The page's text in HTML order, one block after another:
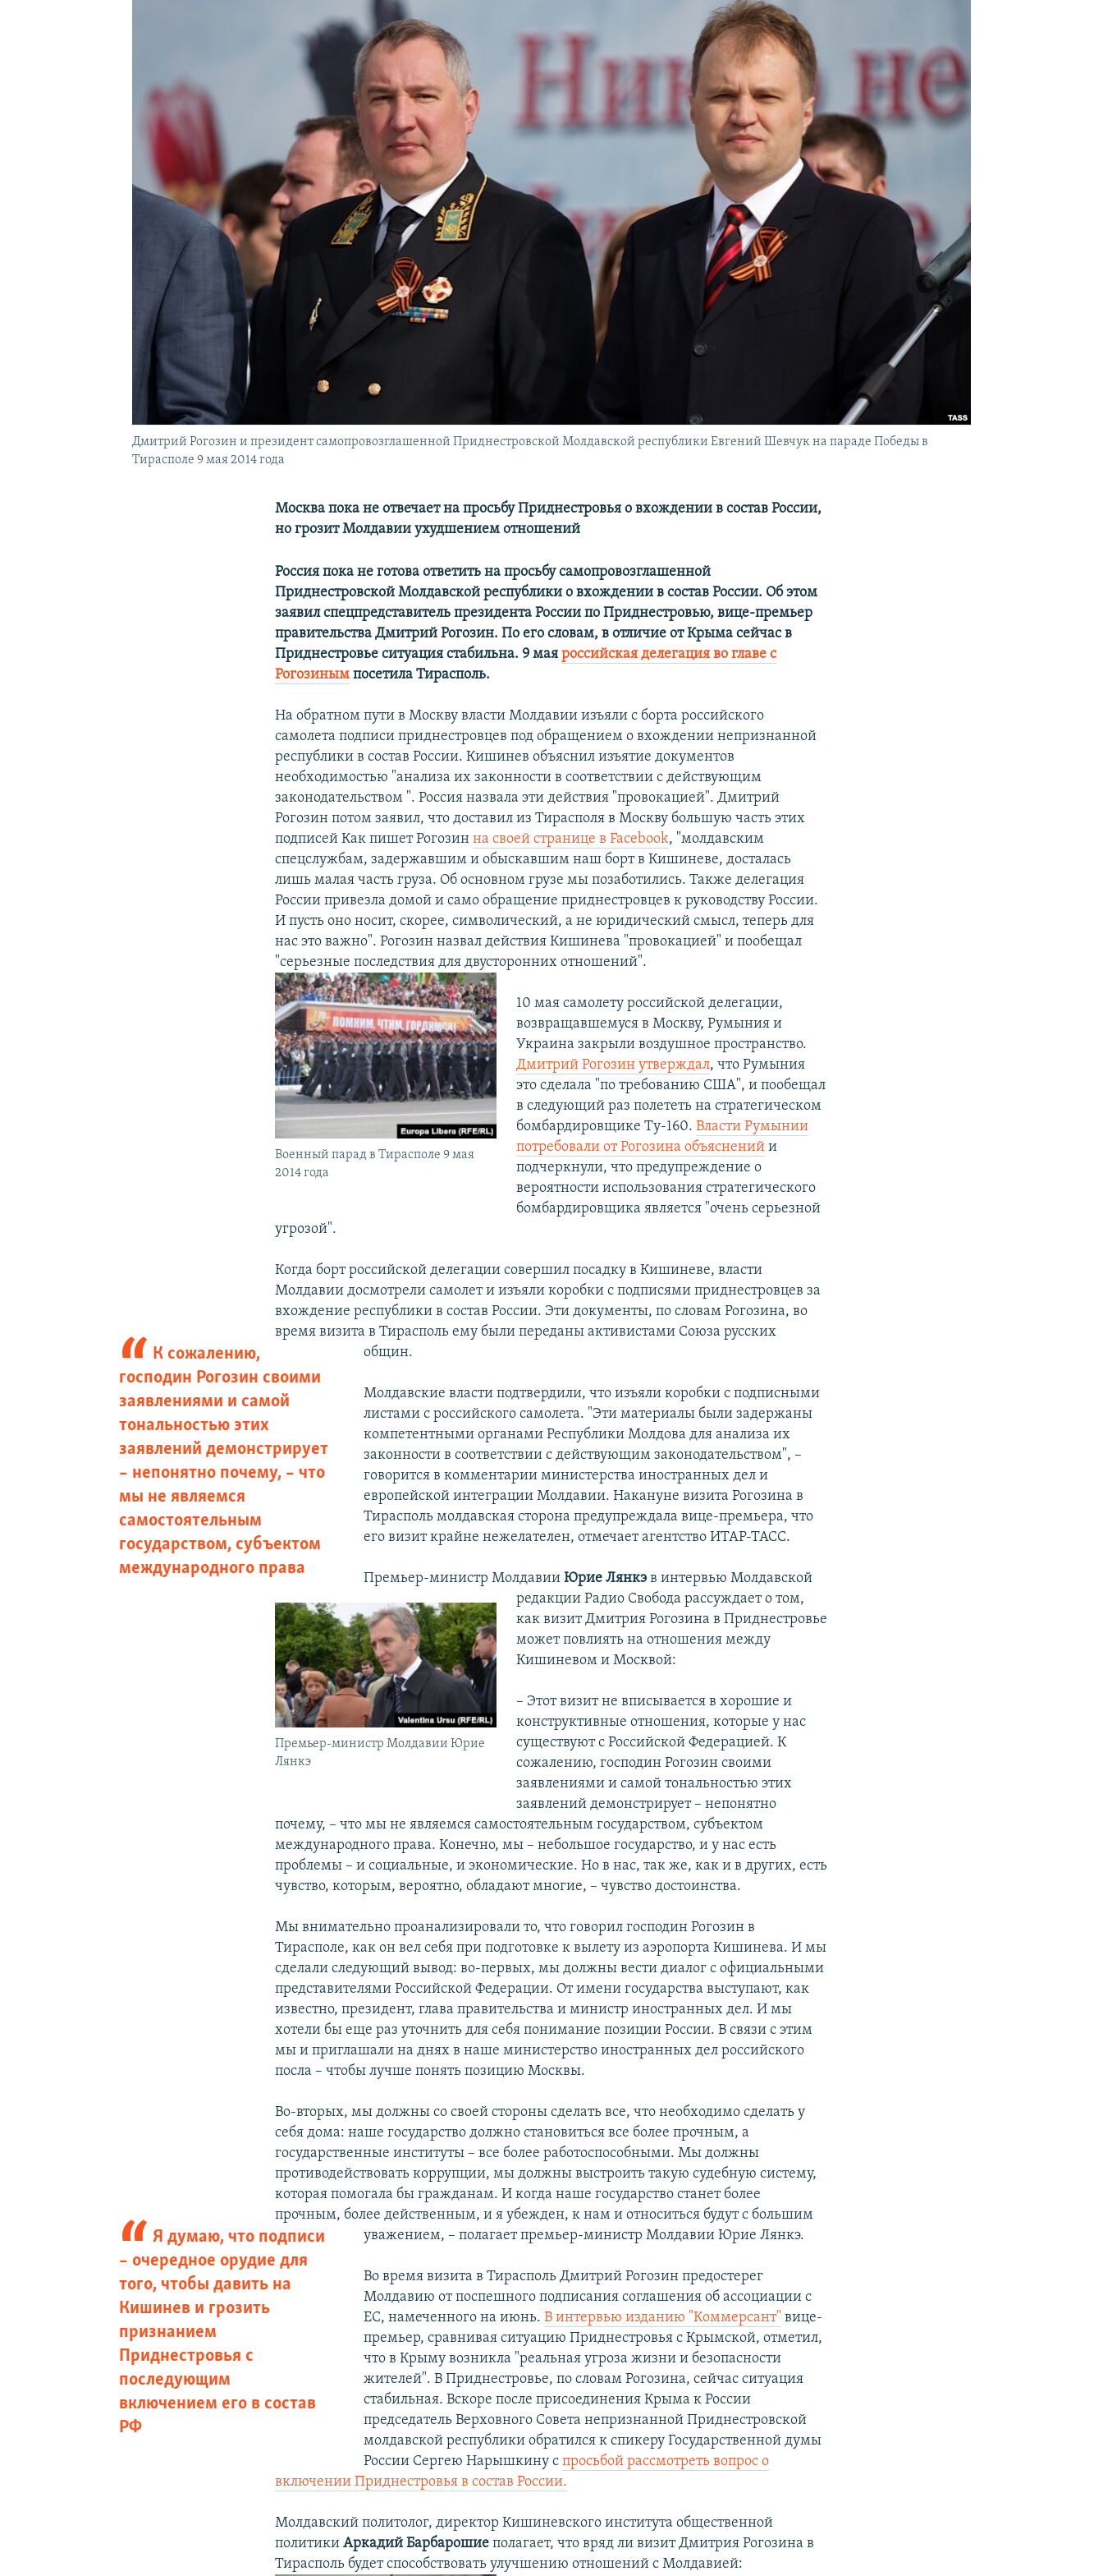
Дмитрий Рогозин и президент самопровозглашенной Приднестровской Молдавской республики Евгений Шевчук на параде Победы в
Тирасполе 9 мая 2014 года
Москва пока не отвечает на просьбу Приднестровья о вхождении в состав России,
но грозит Молдавии ухудшением отношений
Россия пока не готова ответить на просьбу самопровозглашенной
Приднестровской Молдавской республики о вхождении в состав России. Об этом
заявил спецпредставитель президента России по Приднестровью, вице-премьер
правительства Дмитрий Рогозин. По его словам, в отличие от Крыма сейчас в
Приднестровье ситуация стабильна. 9 маяроссийская делегация во главе с
Рогозиным посетила Тирасполь.
На обратном пути в Москву власти Молдавии изъяли с борта российского
самолета подписи приднестровцев под обращением о вхождении непризнанной
республики в состав России. Кишинев объяснил изъятие документов
необходимостью "анализа их законности в соответствии с действующим
законодательством ". Россия назвала эти действия "провокацией". Дмитрий
Рогозин потом заявил, что доставил из Тирасполя в Москву большую часть этих
подписей Как пишет Рогозинна своей странице в Facebook, "молдавским
спецслужбам, задержавшим и обыскавшим наш борт в Кишиневе, досталась
лишь малая часть груза. Об основном грузе мы позаботились. Также делегация
России привезла домой и само обращение приднестровцев к руководству России.
И пусть оно носит, скорее, символический, а не юридический смысл, теперь для
нас это важно". Рогозин назвал действия Кишинева "провокацией" и пообещал
"серьезные последствия для двусторонних отношений".
Военный парад в Тирасполе 9 мая
2014 года
10 мая самолету российской делегации,
возвращавшемуся в Москву, Румыния и
Украина закрыли воздушное пространство.
Дмитрий Рогозин утверждал, что Румыния
это сделала "по требованию США", и пообещал
в следующий раз полететь на стратегическом
бомбардировщике Ту-160. Власти Румынии
потребовали от Рогозина объясненийи
подчеркнули, что предупреждение о
вероятности использования стратегического
бомбардировщика является "очень серьезной
угрозой".
Когда борт российской делегации совершил посадку в Кишиневе, власти
Молдавии досмотрели самолет и изъяли коробки с подписями приднестровцев за
вхождение республики в состав России. Эти документы, по словам Рогозина, во
время визита в Тирасполь ему были переданы активистами Союза русских
общин.
К сожалению,
господин Рогозин своими
заявлениями и самой
тональностью этих
заявлений демонстрирует
– непонятно почему, – что
мы не являемся
самостоятельным
государством, субъектом
международного права
Молдавские власти подтвердили, что изъяли коробки с подписными
листами с российского самолета. "Эти материалы были задержаны
компетентными органами Республики Молдова для анализа их
законности в соответствии с действующим законодательством", –
говорится в комментарии министерства иностранных дел и
европейской интеграции Молдавии. Накануне визита Рогозина в
Тирасполь молдавская сторона предупреждала вице-премьера, что
его визит крайне нежелателен, отмечает агентство ИТАР-ТАСС.
Премьер-министр Молдавии Юрие
Лянкэ
Премьер-министр Молдавии Юрие Лянкэв интервью Молдавской
редакции Радио Свобода рассуждает о том,
как визит Дмитрия Рогозина в Приднестровье
может повлиять на отношения между
Кишиневом и Москвой:
– Этот визит не вписывается в хорошие и
конструктивные отношения, которые у нас
существуют с Российской Федерацией. К
сожалению, господин Рогозин своими
заявлениями и самой тональностью этих
заявлений демонстрирует – непонятно
почему, – что мы не являемся самостоятельным государством, субъектом
международного права. Конечно, мы – небольшое государство, и у нас есть
проблемы – и социальные, и экономические. Но в нас, так же, как и в других, есть
чувство, которым, вероятно, обладают многие, – чувство достоинства.
Мы внимательно проанализировали то, что говорил господин Рогозин в
Тирасполе, как он вел себя при подготовке к вылету из аэропорта Кишинева. И мы
сделали следующий вывод: во-первых, мы должны вести диалог с официальными
представителями Российской Федерации. От имени государства выступают, как
известно, президент, глава правительства и министр иностранных дел. И мы
хотели бы еще раз уточнить для себя понимание позиции России. В связи с этим
мы и приглашали на днях в наше министерство иностранных дел российского
посла – чтобы лучше понять позицию Москвы.
Во-вторых, мы должны со своей стороны сделать все, что необходимо сделать у
себя дома: наше государство должно становиться все более прочным, а
государственные институты – все более работоспособными. Мы должны
противодействовать коррупции, мы должны выстроить такую судебную систему,
которая помогала бы гражданам. И когда наше государство станет более
прочным, более действенным, и я убежден, к нам и относиться будут с большим
уважением, – полагает премьер-министр Молдавии Юрие Лянкэ.
Я думаю, что подписи
– очередное орудие для
того, чтобы давить на
Кишинев и грозить
признанием
Приднестровья с
последующим
включением его в состав
РФ
Во время визита в Тирасполь Дмитрий Рогозин предостерег
Молдавию от поспешного подписания соглашения об ассоциации с
ЕС, намеченного на июнь. В интервью изданию "Коммерсант" вице-
премьер, сравнивая ситуацию Приднестровья с Крымской, отметил,
что в Крыму возникла "реальная угроза жизни и безопасности
жителей". В Приднестровье, по словам Рогозина, сейчас ситуация
стабильная. Вскоре после присоединения Крыма к России
председатель Верховного Совета непризнанной Приднестровской
молдавской республики обратился к спикеру Государственной думы
России Сергею Нарышкину с просьбой рассмотреть вопрос о
включении Приднестровья в состав России.
Молдавский политолог, директор Кишиневского института общественной
политикиАркадий Барбарошие полагает, что вряд ли визит Дмитрия Рогозина в
Тирасполь будет способствовать улучшению отношений с Молдавией: